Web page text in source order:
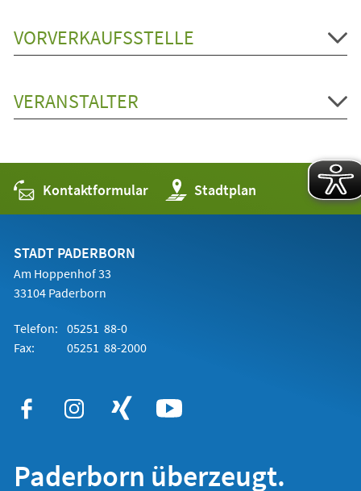
VORVERKAUFSSTELLE
VERANSTALTER
Kontaktformular Stadtplan
(Öffnet
in
einem
STADT PADERBORN
Am Hoppenhof 33
33104 Paderborn
Telefon: 05251 88-0
Fax:
05251 88-2000
Paderborn überzeugt.